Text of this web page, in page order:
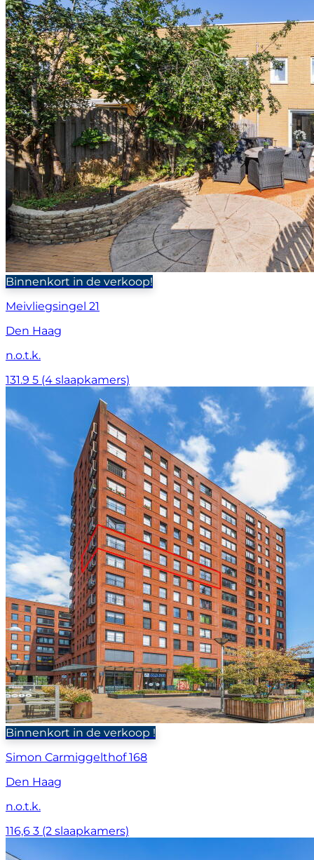
Binnenkort in de verkoop!
Meivliegsingel 21
Den Haag
n.o.t.k.
131.9 5 (4 slaapkamers)
Binnenkort in de verkoop !
Simon Carmiggelthof 168
Den Haag
n.o.t.k.
116,6 3 (2 slaapkamers)